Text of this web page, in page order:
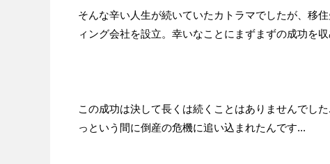
そんな辛い人生が続いていたカトラマでしたが、移
ィング会社を設立。幸いなことにまずまずの成功を
この成功は決して長くは続くことはありませんでし
っという間に倒産の危機に追い込まれたんです...